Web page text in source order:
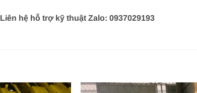
Liên hệ hỗ trợ kỹ thuật Zalo: 0937029193